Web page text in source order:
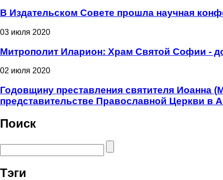
В Издательском Совете прошла научная
03 июля 2020
Митрополит Иларион: Храм Святой Софии -
02 июля 2020
Годовщину преставления святителя Иоанна
представительстве Православной Церкви в
Поиск
Тэги